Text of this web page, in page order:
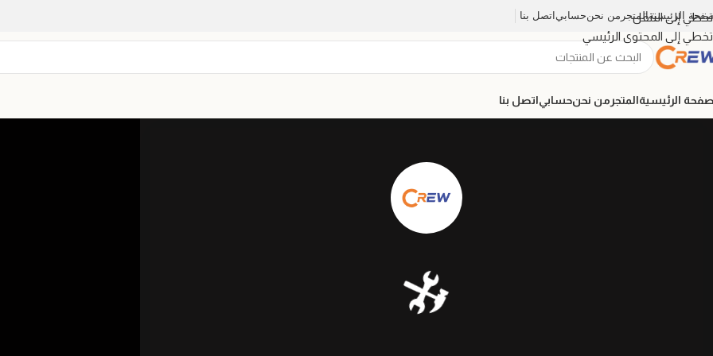
تخطي إلى التنقل
تخطي إلى المحتوى الرئيسي
الرئيسيةالمتجر من نحنحسابي اتصل بنا
الرئيسيةالمتجر من نحنحسابياتصل بنا
🛠️